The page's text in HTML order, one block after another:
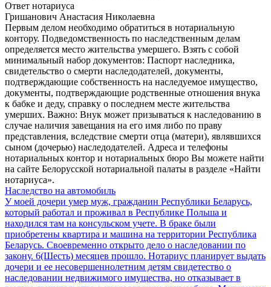
Ответ нотариуса
Гришанович Анастасия Николаевна
Первым делом необходимо обратиться в нотариальную
контору. Подведомственность по наследственным делам
определяется место жительства умершего. Взять с собой
минимальный набор документов: Паспорт наследника,
свидетельство о смерти наследодателей, документы,
подтверждающие собственность на наследуемое имущество,
документы, подтверждающие родственные отношения внука
к бабке и деду, справку о последнем месте жительства
умерших. Важно: Внук может призываться к наследованию в
случае наличия завещания на его имя либо по праву
представления, вследствие смерти отца (матери), являвшихся
сыном (дочерью) наследодателей. Адреса и телефоны
нотариальных контор и нотариальных бюро Вы можете найти
на сайте Белорусской нотариальной палаты в разделе «Найти
нотариуса».
Наследство на автомобиль
У моей дочери умер муж, гражданин Республики Беларусь,
который работал и проживал в Республике Польша и
находился там на консульском учете. В браке были
приобретены квартира и машина на территории Республика
Беларусь. Своевременно открыто дело о наследовании по
закону. 6(Шесть) месяцев прошло. Нотариус планирует выдать
дочери и ее несовершеннолетним детям свидетество о
наследовании недвижимого имущества, но отказывает в